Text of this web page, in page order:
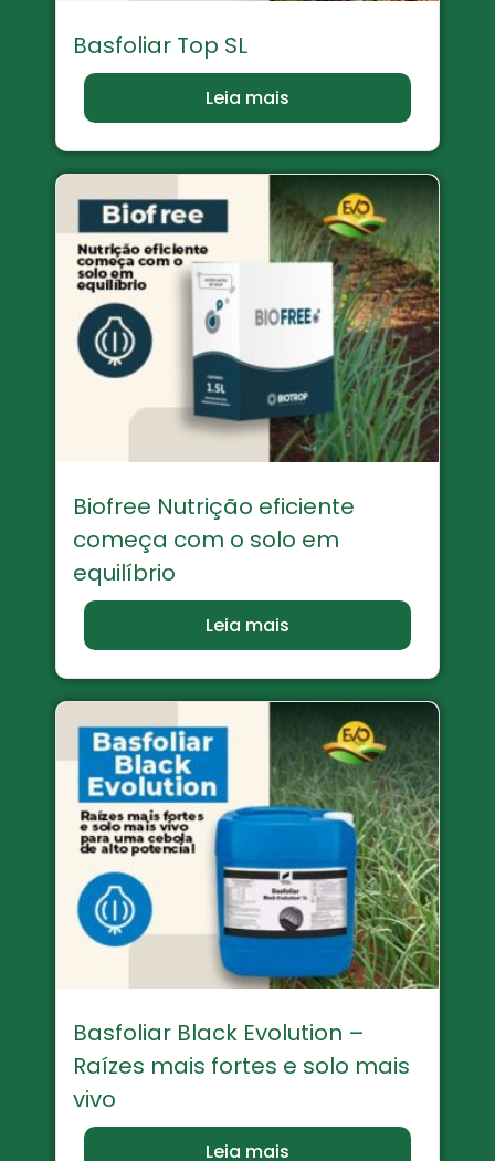
Basfoliar Top SL
Leia mais
Biofree Nutrição eficiente
começa com o solo em
equilíbrio
Leia mais
Basfoliar Black Evolution –
Raízes mais fortes e solo mais
vivo
Leia mais